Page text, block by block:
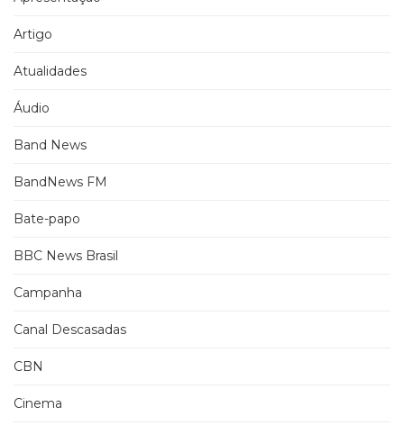
Artigo
Atualidades
Áudio
Band News
BandNews FM
Bate-papo
BBC News Brasil
Campanha
Canal Descasadas
CBN
Cinema